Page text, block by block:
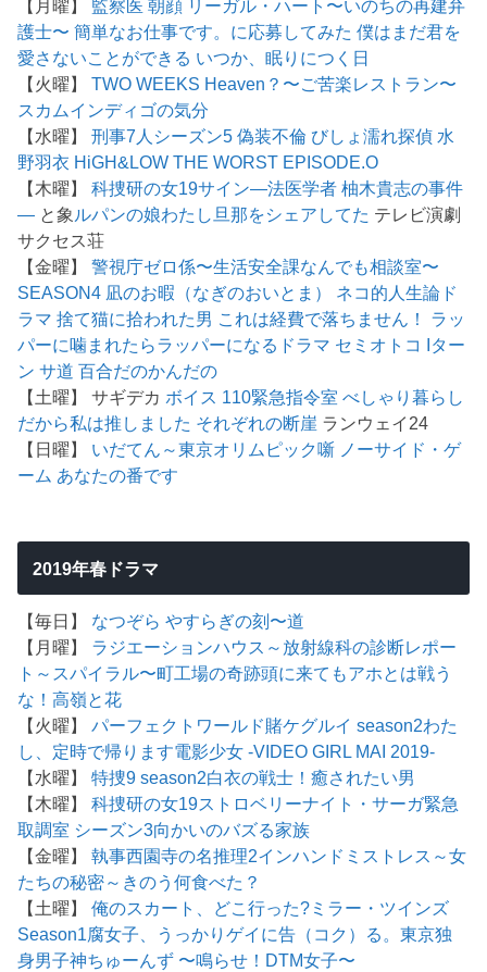
【月曜】 監察医 朝顔 リーガル・ハート〜いのちの再建弁
護士〜 簡単なお仕事です。に応募してみた 僕はまだ君を
愛さないことができる いつか、眠りにつく日
【火曜】TWO WEEKS Heaven？〜ご苦楽レストラン〜
スカムインディゴの気分
【水曜】刑事7人シーズン5 偽装不倫 びしょ濡れ探偵 水
野羽衣 HiGH&LOW THE WORST EPISODE.O
【木曜】科捜研の女19サイン―法医学者 柚木貴志の事件
― と象 ルパンの娘わたし旦那をシェアしてた テレビ演劇
サクセス荘
【金曜】警視庁ゼロ係〜生活安全課なんでも相談室〜
SEASON4 凪のお暇（なぎのおいとま）
ネコ的人生論ド
ラマ 捨て猫に拾われた男 これは経費で落ちません！
ラッ
パーに噛まれたらラッパーになるドラマ セミオトコ Iター
ン サ道 百合だのかんだの
【土曜】 サギデカ ボイス 110緊急指令室 べしゃり暮らし
だから私は推しました それぞれの断崖 ランウェイ24
【日曜】 いだてん～東京オリムピック噺 ノーサイド・ゲ
ーム あなたの番です
2019年春ドラマ
【毎日】 なつぞら やすらぎの刻〜道
【月曜】 ラジエーションハウス～放射線科の診断レポー
ト～ スパイラル〜町工場の奇跡頭に来てもアホとは戦う
な！高嶺と花
【火曜】パーフェクトワールド賭ケグルイ season2わた
し、定時で帰ります電影少女 -VIDEO GIRL MAI 2019-
【水曜】特捜9 season2白衣の戦士！癒されたい男
【木曜】科捜研の女19ストロベリーナイト・サーガ緊急
取調室 シーズン3向かいのバズる家族
【金曜】執事西園寺の名推理2インハンド ミストレス～女
たちの秘密～ きのう何食べた？
【土曜】俺のスカート、どこ行った? ミラー・ツインズ
Season1腐女子、うっかりゲイに告（コク）る。東京独
身男子神ちゅーんず 〜鳴らせ！DTM女子〜